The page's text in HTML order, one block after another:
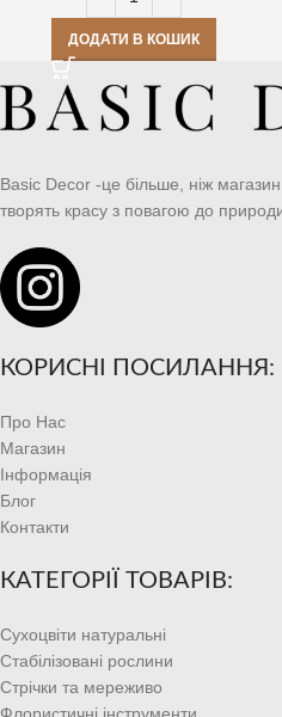
ДОДАТИ В КОШИК
Basic Decor -це більше, ніж
творять красу з повагою до
КОРИСНІ ПОСИЛАННЯ:
Про Нас
Магазин
Інформація
Блог
Контакти
КАТЕГОРІЇ ТОВАРІВ:
Сухоцвіти натуральні
Стабілізовані рослини
Стрічки та мереживо